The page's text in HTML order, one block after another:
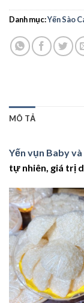
Danh mục:Yến Sào
MÔ TẢ
Yến vụn Baby
tự nhiên, giá trị